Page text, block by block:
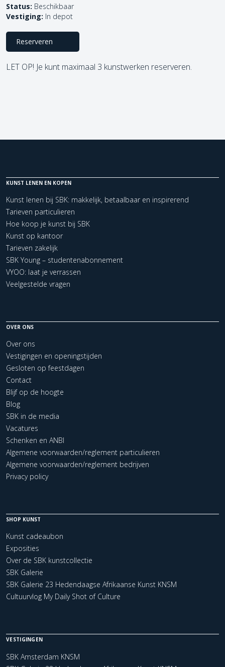
Status: Beschikbaar
Vestiging: In depot
Reserveren
LET OP! Je kunt maximaal 3 kunstwerken reserveren.
KUNST LENEN EN KOPEN
Kunst lenen bij SBK: makkelijk, betaalbaar en inspirerend
Tarieven particulieren
Hoe koop je kunst bij SBK
Kunst op kantoor
Tarieven zakelijk
SBK Young – studentenabonnement
VYOO: laat je verrassen
Veelgestelde vragen
OVER ONS
Over ons
Vestigingen en openingstijden
Gesloten op feestdagen
Contact
Blijf op de hoogte
Blog
SBK in de media
Vacatures
Schenken en ANBI
Algemene voorwaarden/reglement particulieren
Algemene voorwaarden/reglement bedrijven
Privacy policy
SHOP KUNST
Kunst cadeaubon
Exposities
Over de SBK kunstcollectie
SBK Galerie
SBK Galerie 23 Hedendaagse Afrikaanse Kunst KNSM
Cultuurvlog My Daily Shot of Culture
VESTIGINGEN
SBK Amsterdam KNSM